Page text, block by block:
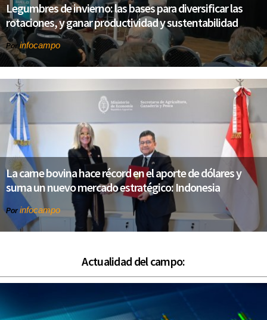
Legumbres de invierno: las bases para diversificar las
rotaciones, y ganar productividad y sustentabilidad
Por infocampo
La carne bovina hace récord en el aporte de dólares y
suma un nuevo mercado estratégico: Indonesia
Por infocampo
Actualidad del campo: